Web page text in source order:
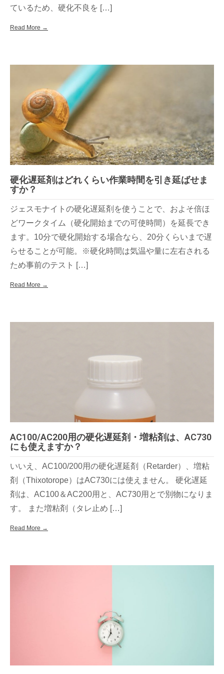
ているため、硬化不良を […]
Read More →
硬化遅延剤はどれくらい作業時間を引き延ばせま
すか？
ジェスモナイトの硬化遅延剤を使うことで、およそ倍ほ
どワークタイム（硬化開始までの可使時間）を延長でき
ます。10分で硬化開始する場合なら、20分くらいまで遅
らせることが可能。※硬化時間は気温や量に左右される
ため事前のテスト […]
Read More →
AC100/AC200用の硬化遅延剤・増粘剤は、AC730
にも使えますか？
いいえ、AC100/200用の硬化遅延剤（Retarder）、増粘
剤（Thixotorope）はAC730には使えません。 硬化遅延
剤は、AC100＆AC200用と、AC730用とで別物になりま
す。 また増粘剤（タレ止め […]
Read More →